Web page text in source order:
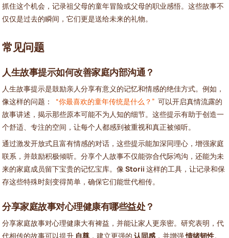
抓住这个机会，记录祖父母的童年冒险或父母的职业感悟。这些故事不
仅仅是过去的瞬间，它们更是送给未来的礼物。
常见问题
人生故事提示如何改善家庭内部沟通？
人生故事提示是鼓励亲人分享有意义的记忆和情感的绝佳方式。例如，
像这样的问题：
“你最喜欢的童年传统是什么？” 可以开启真情流露的
故事讲述，揭示那些原本可能不为人知的细节。这些提示有助于创造一
个舒适、专注的空间，让每个人都感到被重视和真正被倾听。
通过激发开放式且富有情感的对话，这些提示能加深同理心，增强家庭
联系，并鼓励积极倾听。分享个人故事不仅能弥合代际鸿沟，还能为未
来的家庭成员留下宝贵的记忆宝库。像Storii 这样的工具，让记录和保
存这些特殊时刻变得简单，确保它们能世代相传。
分享家庭故事对心理健康有哪些益处？
分享家庭故事对心理健康大有裨益，并能让家人更亲密。研究表明，代
代相传的故事可以提升 自尊 ，建立更强的 认同感 ，并增强情绪韧性。